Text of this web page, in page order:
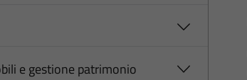
e gestione patrimonio